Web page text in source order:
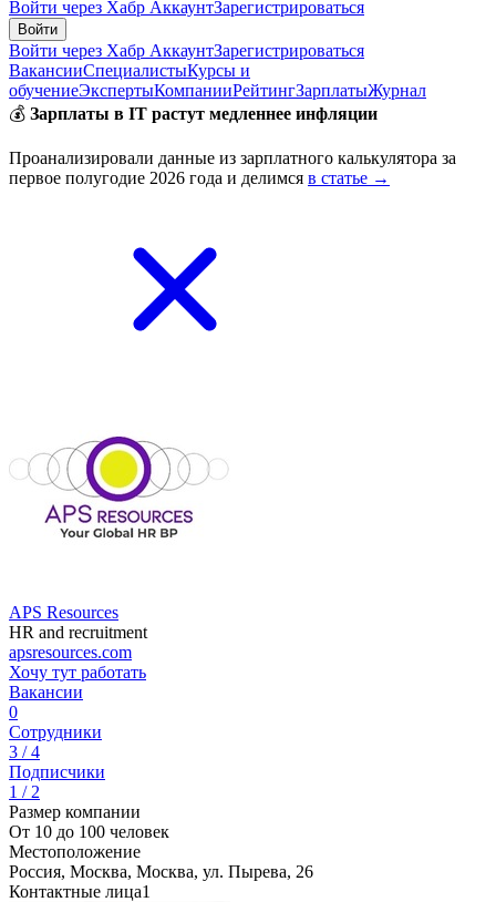
Войти через Хабр АккаунтЗарегистрироваться
Войти
Войти через Хабр АккаунтЗарегистрироваться
ВакансииСпециалистыКурсы и
обучениеЭкспертыКомпанииРейтингЗарплатыЖурнал
💰 Зарплаты в IT растут медленнее инфляции
Проанализировали данные из зарплатного калькулятора за
первое полугодие 2026 года и делимся в статье →
APS Resources
HR and recruitment
apsresources.com
Хочу тут работать
Вакансии
0
Сотрудники
3 / 4
Подписчики
1 / 2
Размер компании
От 10 до 100 человек
Местоположение
Россия, Москва, Москва, ул. Пырева, 26
Контактные лица1